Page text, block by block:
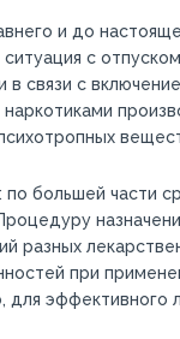
и до
с
связи с
большей части
разных
при
для эффективного